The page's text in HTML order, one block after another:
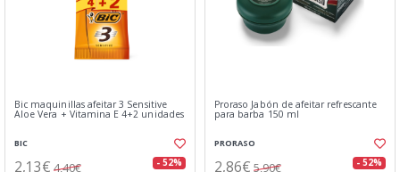
Bic maquinillas afeitar 3 Sensitive
Aloe Vera + Vitamina E 4+2 unidades
BIC
2,13€ 4,40€ - 52%
Proraso Jabón de afeitar refrescante
para barba 150 ml
PRORASO
2,86€ 5,90€ - 52%